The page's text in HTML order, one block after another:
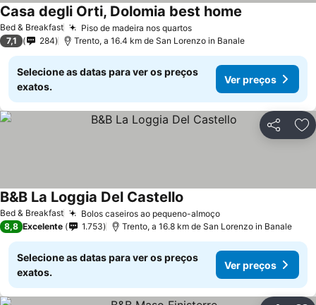
Bed & Breakfast Piso de madeira nos quartosVer preços
Casa degli Orti, Dolomia best home
7,1 284 Trento, a 16.4 km de San Lorenzo in Banale
Selecione as datas para ver os preços
exatos.
Ver preços
Partilhar
Bed & Breakfast Bolos caseiros ao pequeno-almoçoVer preços
B&B La Loggia Del Castello
8,8 Excelente 1.753 Trento, a 16.8 km de San Lorenzo in Banale
Selecione as datas para ver os preços
exatos.
Ver preços